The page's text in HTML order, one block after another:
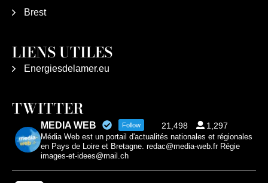
Brest
LIENS UTILES
Energiesdelamer.eu
TWITTER
MEDIA WEB Follow 21,498 1,297
Média Web est un portail d'actualités nationales et régionales
en Pays de Loire et Bretagne. redac@media-web.fr Régie
images-et-idees@mail.ch